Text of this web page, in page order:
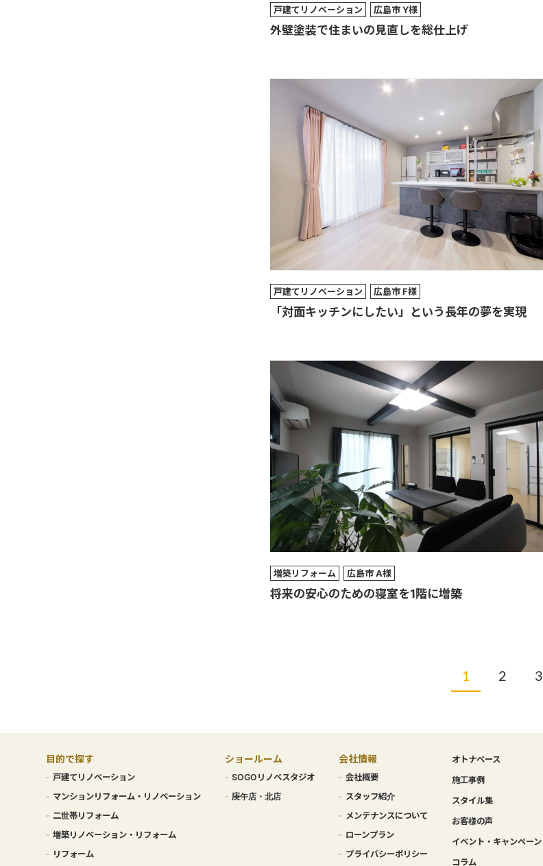
戸建てリノベーション 広島市 Y様
外壁塗装で住まいの見直しを総仕上げ
戸建てリノベーション 広島市 F様
「対面キッチンにしたい」という長年の夢を実現
増築リフォーム 広島市 A様
将来の安心のための寝室を1階に増築
1 2 3
オトナベース
施工事例
スタイル集
お客様の声
イベント・キャンペーン
コラム
目的で探す
戸建てリノベーション
マンションリフォーム・リノベーション
二世帯リフォーム
増築リノベーション・リフォーム
リフォーム
ショールーム
SOGOリノベスタジオ
庚午店・北店
会社情報
会社概要
スタッフ紹介
メンテナンスについて
ローンプラン
プライバシーポリシー